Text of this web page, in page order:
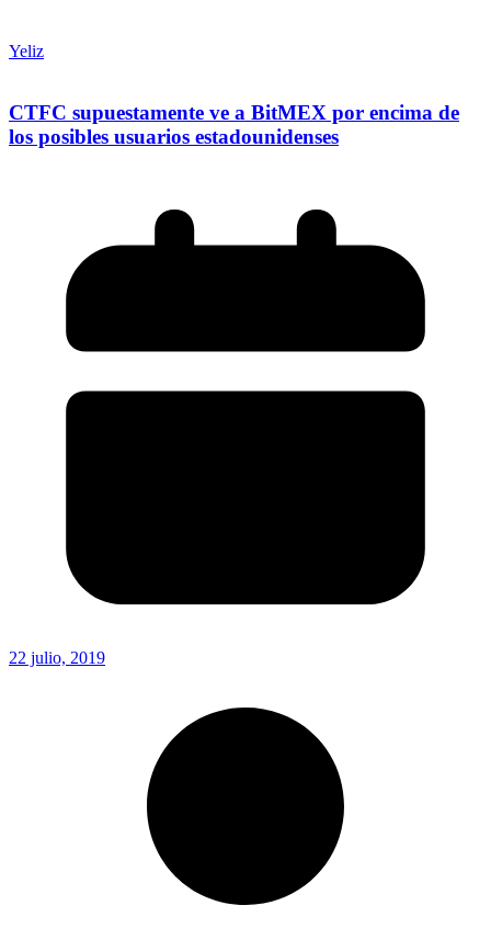
Yeliz
CTFC supuestamente ve a BitMEX por encima de
los posibles usuarios estadounidenses
22 julio, 2019